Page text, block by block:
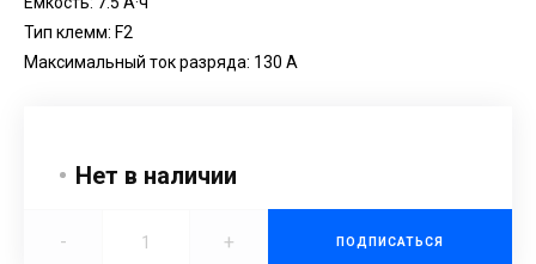
Тип клемм: F2
Максимальный ток разряда: 130 А
Нет в наличии
- + ПОДПИСАТЬСЯ